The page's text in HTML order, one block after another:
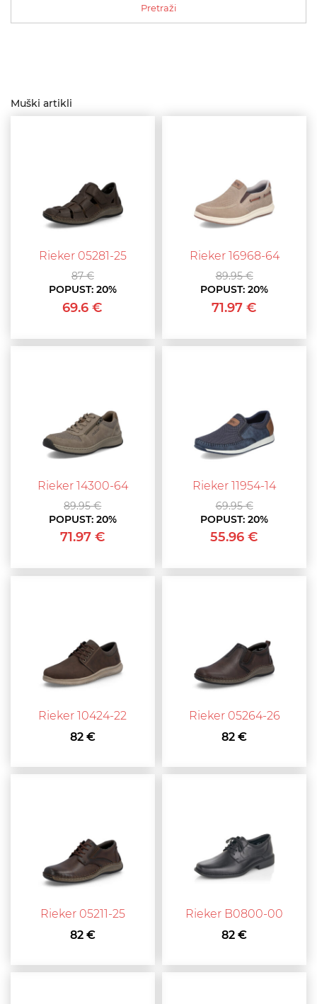
Pretraži
Muški artikli
Rieker 05281-25
87 €
POPUST: 20%
69.6 €
Rieker 16968-64
89.95 €
POPUST:20%
71.97 €
Rieker 14300-64
89.95 €
POPUST: 20%
71.97 €
Rieker 11954-14
69.95 €
POPUST:20%
55.96 €
Rieker 10424-22
82 €
Rieker 05264-26
82 €
Rieker 05211-25
82 €
Rieker B0800-00
82 €